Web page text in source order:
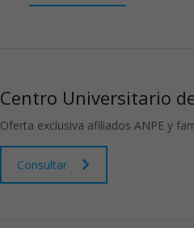
Centro Universitario
Oferta exclusiva afiliados ANPE y
Consultar